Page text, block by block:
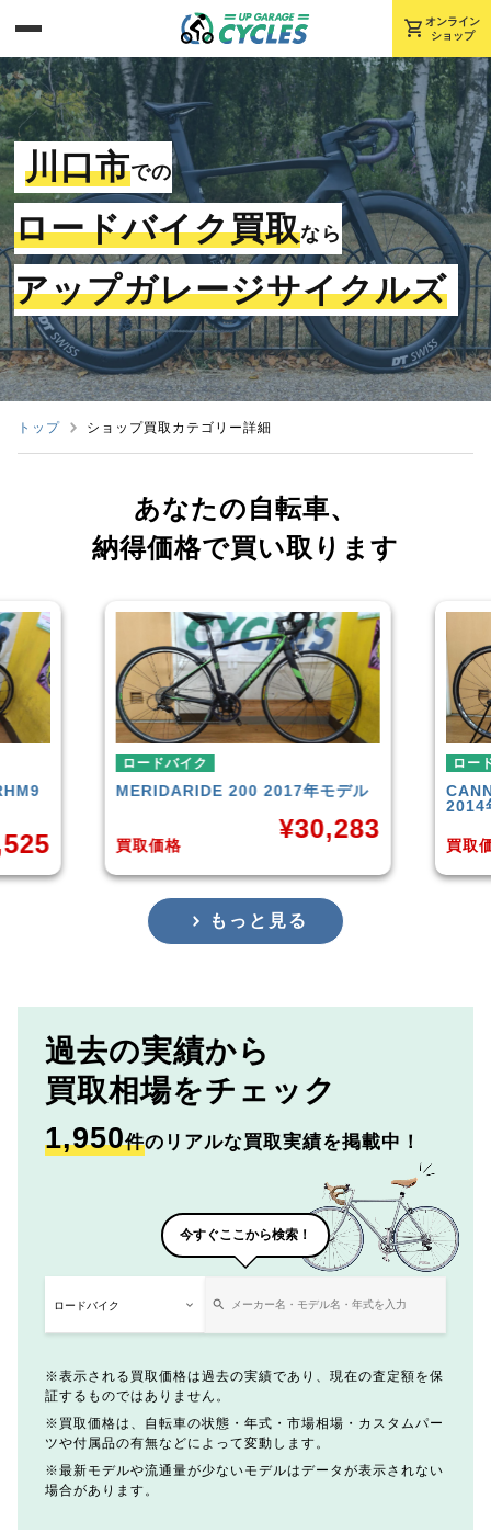
shopping_cart オンライン
ショップ
川口市での
ロードバイク買取なら
アップガレージサイクルズ
トップ ショップ買取カテゴリー詳細
あなたの自転車、
納得価格で買い取ります
モデル
ロードバイク
CANNONDALE SUPERSIX EVO 6
買取価格 ¥35,658
ル
もっと見る
過去の実績から
買取相場をチェック
1,950件のリアルな買取実績を掲載中！
今すぐここから検索！
表示される買取価格は過去の実績であり、現在の査定額を保
証するものではありません。
買取価格は、自転車の状態・年式・市場相場・カスタムパー
ツや付属品の有無などによって変動します。
最新モデルや流通量が少ないモデルはデータが表示されない
場合があります。